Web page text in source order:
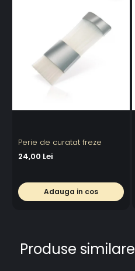
Perie de curatat freze
24,00 Lei
Adauga in cos
Produse similare